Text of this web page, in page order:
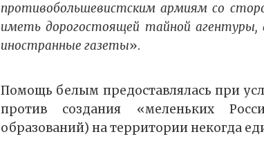
противобольшевистским армиям со
иметь дорогостоящей тайной
иностранные газеты».
Помощь белым предоставлялась при
против создания «меленьких
образований) на территории некогда